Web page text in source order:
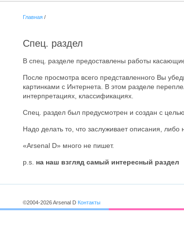
Главная /
Спец. раздел
В спец. разделе предоставлены работы
После просмотра всего представленного Вы
картинками с Интернета. В этом разделе
интерпретациях, классификациях.
Спец. раздел был предусмотрен и создан с
Надо делать то, что заслуживает описания, либо
«Arsenal D» много не пишет.
p.s. на наш взгляд самый интересный раздел
©2004-2026 Arsenal D Контакты